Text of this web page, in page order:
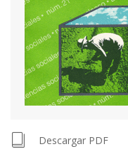
Descargar PDF